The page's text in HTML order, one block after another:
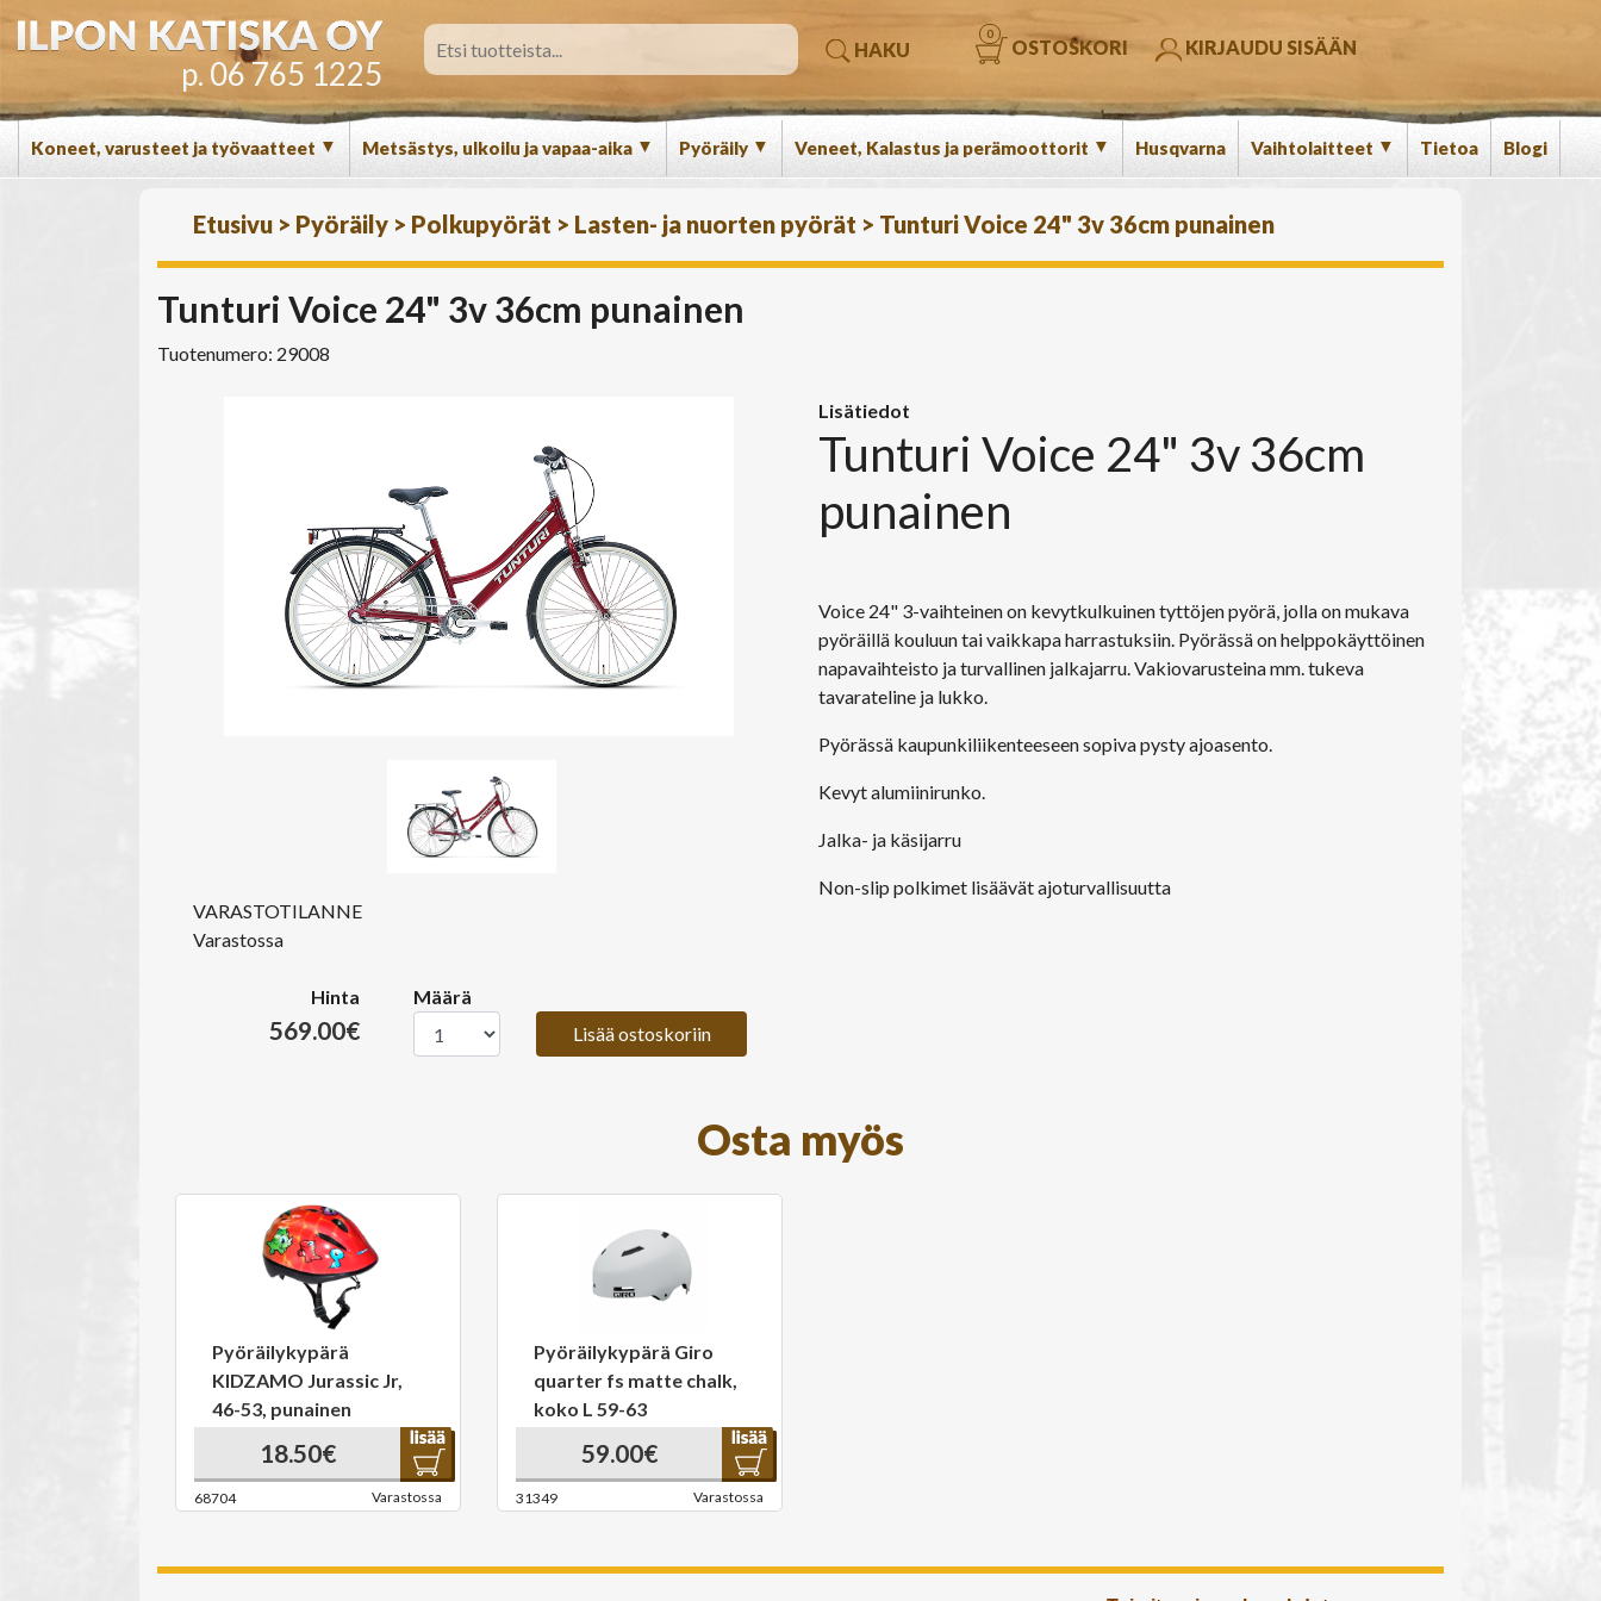
p. 06 765 1225
HAKU OSTOSKORI
0
KIRJAUDU SISÄÄN
Koneet, varusteet ja työvaatteet ▼ Metsästys, ulkoilu ja vapaa-aika ▼ Pyöräily ▼ Veneet, Kalastus ja perämoottorit ▼ Husqvarna Vaihtolaitteet ▼ Tietoa Blogi
Etusivu > Pyöräily > Polkupyörät > Lasten- ja nuorten pyörät > Tunturi Voice 24" 3v 36cm punainen
Tunturi Voice 24" 3v 36cm punainen
Tuotenumero: 29008
VARASTOTILANNE
Varastossa
Hinta
569.00€
Määrä
Lisää ostoskoriin
Lisätiedot
Tunturi Voice 24" 3v 36cm
punainen
Voice 24" 3-vaihteinen on kevytkulkuinen tyttöjen pyörä, jolla on mukava
pyöräillä kouluun tai vaikkapa harrastuksiin. Pyörässä on helppokäyttöinen
napavaihteisto ja turvallinen jalkajarru. Vakiovarusteina mm. tukeva
tavarateline ja lukko.
Pyörässä kaupunkiliikenteeseen sopiva pysty ajoasento.
Kevyt alumiinirunko.
Jalka- ja käsijarru
Non-slip polkimet lisäävät ajoturvallisuutta
Osta myös
Pyöräilykypärä
KIDZAMO Jurassic Jr,
46-53, punainen
18.50€
68704 Varastossa
Pyöräilykypärä Giro
quarter fs matte chalk,
koko L 59-63
59.00€
31349 Varastossa